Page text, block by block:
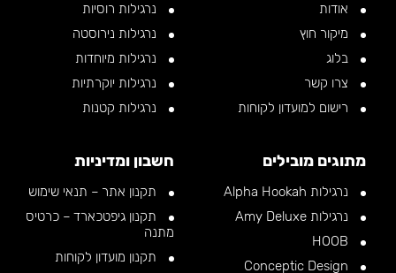
אודות
מיקור חוץ
בלוג
צרו קשר
רישום למועדון לקוחות
נרגילות רוסיות
נרגילות נירוסטה
נרגילות מיוחדות
נרגילות יוקרתיות
נרגילות קטנות
מתוגים מובילים
נרגילות Alpha Hookah
נרגילות Amy Deluxe
חשבון ומדיניות
תקנון אתר – תנאי שימוש
תקנון גיפטכארד – כרטיס
מתנה
תקנון מועדון לקוחות